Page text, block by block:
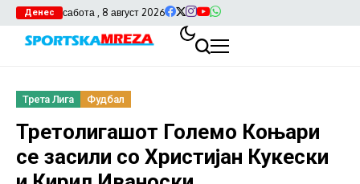
Денес сабота , 8 август 2026
Трета Лига Фудбал
Третолигашот Големо Коњари
се засили со Христијан Кукески